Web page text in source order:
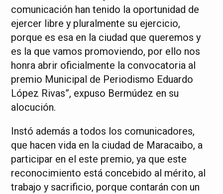
comunicación han tenido la oportunidad de
ejercer libre y pluralmente su ejercicio,
porque es esa en la ciudad que queremos y
es la que vamos promoviendo, por ello nos
honra abrir oficialmente la convocatoria al
premio Municipal de Periodismo Eduardo
López Rivas”, expuso Bermúdez en su
alocución.
Instó además a todos los comunicadores,
que hacen vida en la ciudad de Maracaibo, a
participar en el este premio, ya que este
reconocimiento está concebido al mérito, al
trabajo y sacrificio, porque contarán con un